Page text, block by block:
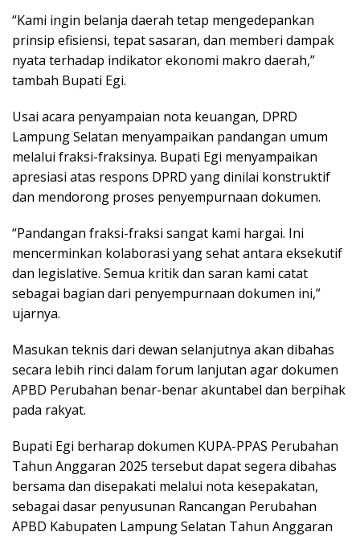
“Kami ingin belanja daerah tetap mengedepankan
prinsip efisiensi, tepat sasaran, dan memberi dampak
nyata terhadap indikator ekonomi makro daerah,”
tambah Bupati Egi.
Usai acara penyampaian nota keuangan, DPRD
Lampung Selatan menyampaikan pandangan umum
melalui fraksi-fraksinya. Bupati Egi menyampaikan
apresiasi atas respons DPRD yang dinilai konstruktif
dan mendorong proses penyempurnaan dokumen.
“Pandangan fraksi-fraksi sangat kami hargai. Ini
mencerminkan kolaborasi yang sehat antara eksekutif
dan legislative. Semua kritik dan saran kami catat
sebagai bagian dari penyempurnaan dokumen ini,”
ujarnya.
Masukan teknis dari dewan selanjutnya akan dibahas
secara lebih rinci dalam forum lanjutan agar dokumen
APBD Perubahan benar-benar akuntabel dan berpihak
pada rakyat.
Bupati Egi berharap dokumen KUPA-PPAS Perubahan
Tahun Anggaran 2025 tersebut dapat segera dibahas
bersama dan disepakati melalui nota kesepakatan,
sebagai dasar penyusunan Rancangan Perubahan
APBD Kabupaten Lampung Selatan Tahun Anggaran